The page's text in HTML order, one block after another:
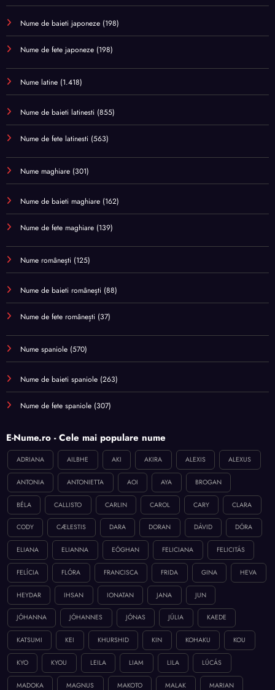
Nume de baieti japoneze (198)
Nume de fete japoneze (198)
Nume latine (1.418)
Nume de baieti latinesti (855)
Nume de fete latinesti (563)
Nume maghiare (301)
Nume de baieti maghiare (162)
Nume de fete maghiare (139)
Nume românești (125)
Nume de baieti românești (88)
Nume de fete românești (37)
Nume spaniole (570)
Nume de baieti spaniole (263)
Nume de fete spaniole (307)
E-Nume.ro - Cele mai populare nume
ADRIANA AILBHE AKI AKIRA ALEXIS ALEXUS
ANTONIA ANTONIETTA AOI AYA BROGAN
BÉLA CALLISTO CARLIN CAROL CARY CLARA
CODY CÆLESTIS DARA DORAN DÁVID DÓRA
ELIANA ELIANNA EÓGHAN FELICIANA FELICITÁS
FELÍCIA FLÓRA FRANCISCA FRIDA GINA HEVA
HEYDAR IHSAN IONATAN JANA JUN
JÓHANNA JÓHANNES JÓNAS JÚLIA KAEDE
KATSUMI KEI KHURSHID KIN KOHAKU KOU
KYO KYOU LEILA LIAM LILA LÚCÁS
MADOKA MAGNUS MAKOTO MALAK MARIAN